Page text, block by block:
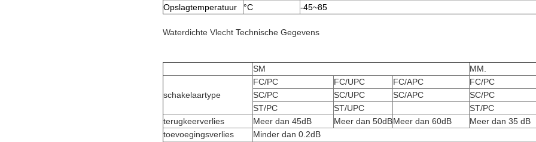
Opslagtemperatuur °C -45~85
Waterdichte Vlecht Technische Gegevens
SM MM.
schakelaartype
FC/PC FC/UPC FC/APC
FC/PC
SC/PC
SC/UPC SC/APC
SC/PC
ST/PC
ST/UPC
ST/PC
terugkeerverlies
Meer dan 45dB Meer dan 50dBMeer dan 60dB
Meer dan 35 dB
toevoegingsverlies
Minder dan 0.2dB